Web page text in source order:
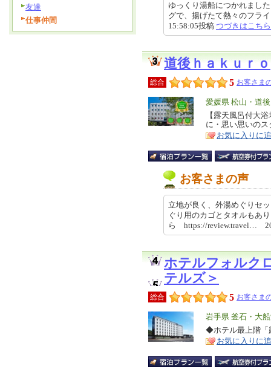
ゆっくり湯船につかれまし
グで、揚げたて熱々のフラ
15:58:05投稿 つづきはこちら
道後ｈａｋｕｒｏ
総合 5 お客さま
エ
リ
ア
愛媛県 松山・道後
特
徴
【露天風呂付大
に・思い思いのス
お気に入りに
お客さまの声
立地が良く、外湯めぐりセ
ぐり用のカゴとタオルもあ
ら https://review.travel…
ホテルフォルク
テルズ＞
総合 5 お客さま
エ
リ
ア
岩手県 釜石・大
特
徴
◆ホテル最上階「
お気に入りに
友達
仕事仲間